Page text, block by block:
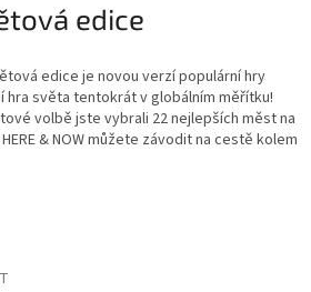
edice
edice je novou verzí populární hry
hra světa tentokrát v globálním měřítku!
volbě jste vybrali 22 nejlepších měst na
& NOW můžete závodit na cestě kolem